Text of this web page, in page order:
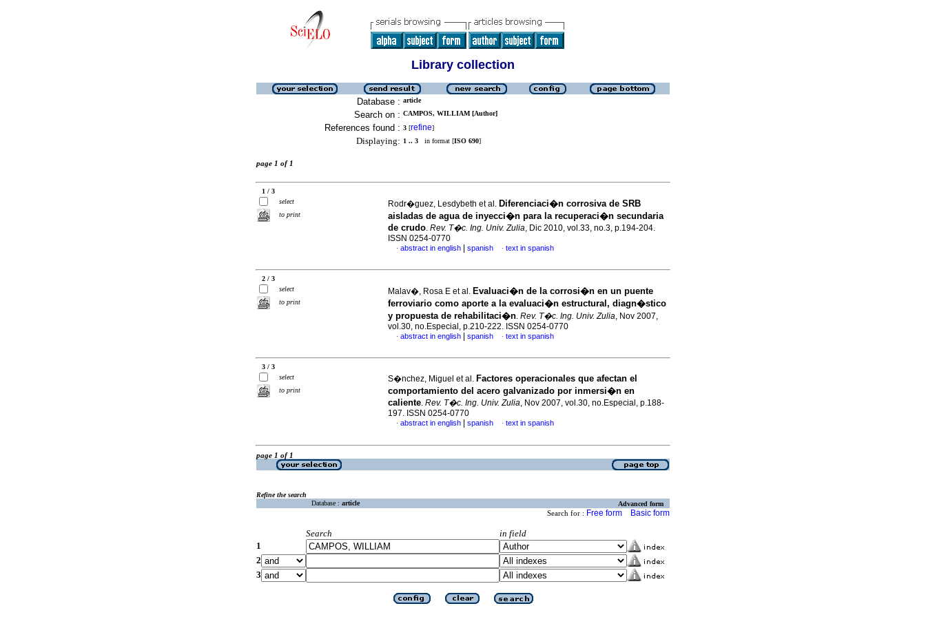
Library collection
Database : article
Search on : CAMPOS, WILLIAM [Author]
References found : 3 [refine]
Displaying: 1 .. 3 in format [ISO 690]
page 1 of 1
1 / 3
select
to print
Rodr�guez, Lesdybeth et al. Diferenciaci�n corrosiva de SRB
aisladas de agua de inyecci�n para la recuperaci�n secundaria
de crudo. Rev. T�c. Ing. Univ. Zulia, Dic 2010, vol.33, no.3, p.194-204.
ISSN 0254-0770
· abstract in english spanish · text in spanish
2 / 3
select
to print
Malav�, Rosa E et al. Evaluaci�n de la corrosi�n en un puente
ferroviario como aporte a la evaluaci�n estructural, diagn�stico
y propuesta de rehabilitaci�n. Rev. T�c. Ing. Univ. Zulia, Nov 2007,
vol.30, no.Especial, p.210-222. ISSN 0254-0770
· abstract in english spanish · text in spanish
3 / 3
select
to print
S�nchez, Miguel et al. Factores operacionales que afectan el
comportamiento del acero galvanizado por inmersi�n en
caliente. Rev. T�c. Ing. Univ. Zulia, Nov 2007, vol.30, no.Especial, p.188-
197. ISSN 0254-0770
· abstract in english spanish · text in spanish
page 1 of 1
Refine the search
Database : article Advanced form
Search for : Free form Basic form
Search
in field
1
2
3